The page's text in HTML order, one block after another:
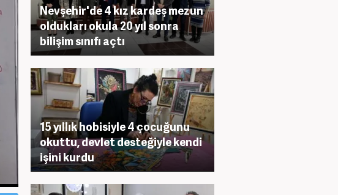
Nevşehir'de 4 kız kardeş mezun
oldukları okula 20 yıl sonra
bilişim sınıfı açtı
15 yıllık hobisiyle 4 çocuğunu
okuttu, devlet desteğiyle kendi
işini kurdu